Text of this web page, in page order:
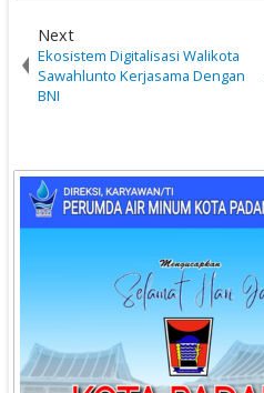
Next
Ekosistem Digitalisasi Walikota
Sawahlunto Kerjasama Dengan
BNI